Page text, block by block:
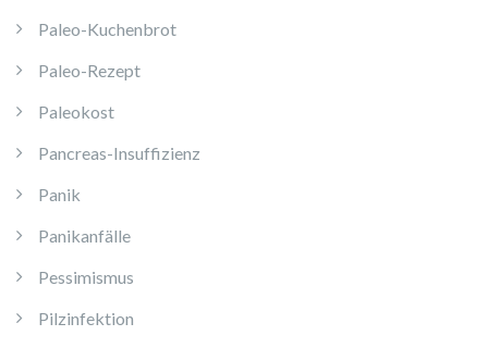
Paleo-Kuchenbrot
Paleo-Rezept
Paleokost
Pancreas-Insuffizienz
Panik
Panikanfälle
Pessimismus
Pilzinfektion